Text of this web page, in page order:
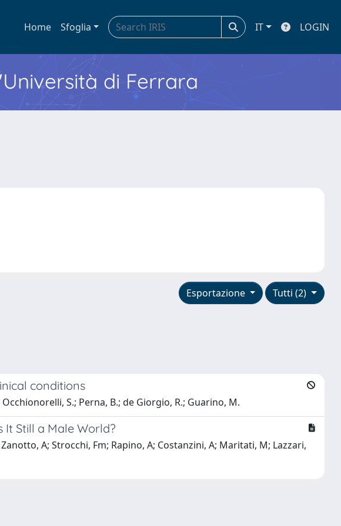
Home Sfoglia IT LOGIN
di Ferrara
Tutti (2)
Esportazione
conditions
S.; Perna, B.; de Giorgio, R.; Guarino, M.
It Still a Male World?
A; Strocchi, Fm; Rapino, A; Costanzini, A; Maritati, M; Lazzari,